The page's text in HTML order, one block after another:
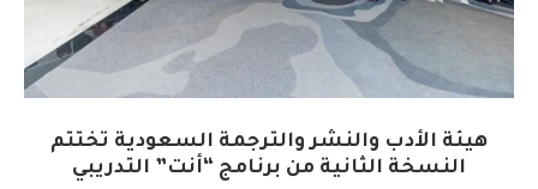
هيئة الأدب والنشر والترجمة السعودية تختتم
النسخة الثانية من برنامج “أنت” التدريبي